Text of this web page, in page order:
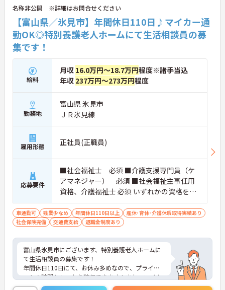
名称非公開 ※詳細はお問合せください
【富山県／氷見市】年間休日110日♪マイカー通
勤OK◎特別養護老人ホームにて生活相談員の募
集です！
給料
月収 16.0万円～18.7万円程度※諸手当込
年収 237万円～273万円程度
勤務地
富山県 氷見市
ＪＲ氷見線
雇用形態 正社員(正職員)
応募要件
■社会福祉士 必須 ■介護支援専門員（ケ
アマネジャー） 必須 ■社会福祉主事任用
資格、介護福祉士 必須 いずれかの資格を所
持で可 ■普通自動車運転免許 必須（ＡＴ
限定可）
車通勤可 残業少なめ 年間休日110日以上
産休･育休･介護休暇取得実績あり
社会保険完備
交通費支給 退職金制度あり
富山県氷見市にございます、特別養護老人ホームに
て生活相談員の募集です！
年間休日110日にて、お休み多めなので、プライベ
ートの時間もしっかり確保できます！また、マイカ
ー通勤OKなので、通勤も楽々です◎